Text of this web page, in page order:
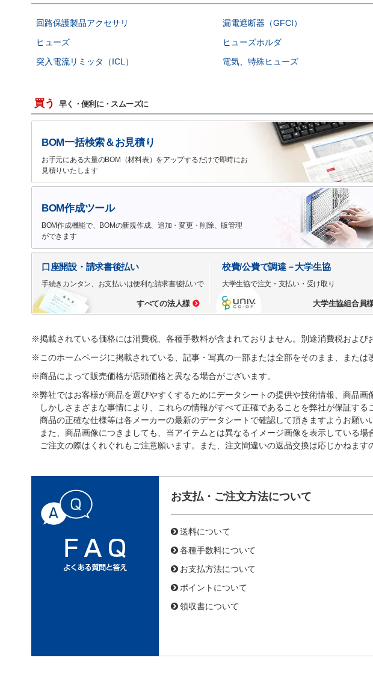
回路保護製品アクセサリ 漏電遮断器（GFCI）
ヒューズ
ヒューズホルダ
突入電流リミッタ（ICL）
電気、特殊ヒューズ
買う 早く・便利に・スムーズに
BOM一括検索＆お見積り
お手元にある大量のBOM（材料表）をアップするだけで即時にお
見積りいたします
BOM作成ツール
BOM作成機能で、BOMの新規作成、追加・変更・削除、版管理
ができます
口座開設・請求書後払い
手続きカンタン、お支払いは便利な請求書後払いで
すべての法人様
校費/公費で調達－大学生協
大学生協で注文・支払い・受け取り
大学生協組合員
※掲載されている価格には消費税、各種手数料が含まれておりません。別途消費税および
※このホームページに掲載されている、記事・写真の一部または全部をそのまま、または
※商品によって販売価格が店頭価格と異なる場合がございます。
※弊社ではお客様が商品を選びやすくするためにデータシートの提供や技術情報、商品画
しかしさまざまな事情により、これらの情報がすべて正確であることを弊社が保証する
商品の正確な仕様等は各メーカーの最新のデータシートで確認して頂きますようお願い
また、商品画像につきましても、当アイテムとは異なるイメージ画像を表示している場
ご注文の際はくれぐれもご注意願います。また、注文間違いの返品交換は応じかねます
お支払・ご注文方法について
送料について
各種手数料について
お支払方法について
ポイントについて
領収書について